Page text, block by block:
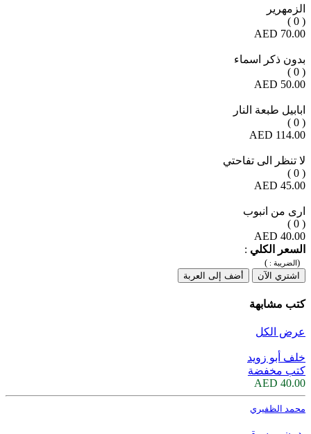
الزمهرير
( 0 )
70.00 AED
بدون ذكر اسماء
( 0 )
50.00 AED
ابابيل طبعة النار
( 0 )
114.00 AED
لا تنظر الى تفاحتي
( 0 )
45.00 AED
ارى من انبوب
( 0 )
40.00 AED
السعر الكلي :
(الضريبة : )
اشتري الآن
أضف إلى العربة
كتب مشابهة
عرض الكل
خلف أبو زويد
كتب مخفضة
40.00 AED
محمد الظفيري